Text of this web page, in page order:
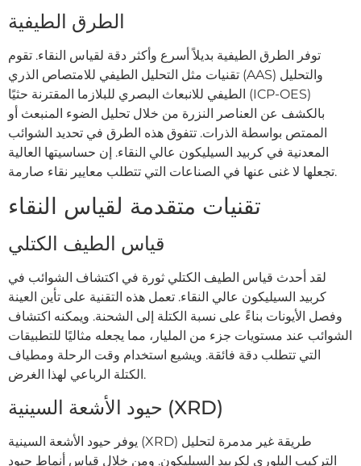
الطرق الطيفية
توفر الطرق الطيفية بديلاً أسرع وأكثر دقة لقياس النقاء. تقوم
تقنيات مثل التحليل الطيفي للامتصاص الذري (AAS) والتحليل
الطيفي للانبعاث البصري للبلازما المقترنة حثيًا (ICP-OES)
بالكشف عن العناصر النزرة من خلال تحليل الضوء المنبعث أو
الممتص بواسطة الذرات. تتفوق هذه الطرق في تحديد الشوائب
المعدنية في كربيد السيليكون عالي النقاء. إن حساسيتها العالية
تجعلها لا غنى عنها في الصناعات التي تتطلب معايير نقاء صارمة.
تقنيات متقدمة لقياس النقاء
قياس الطيف الكتلي
لقد أحدث قياس الطيف الكتلي ثورة في اكتشاف الشوائب في
كربيد السيليكون عالي النقاء. تعمل هذه التقنية على تأين العينة
وفصل الأيونات بناءً على نسبة الكتلة إلى الشحنة. ويمكنه اكتشاف
الشوائب عند مستويات جزء من المليار، مما يجعله مثاليًا للتطبيقات
التي تتطلب دقة فائقة. ويشيع استخدام وقت الرحلة ومطياف
الكتلة الرباعي لهذا الغرض.
حيود الأشعة السينية (XRD)
يوفر حيود الأشعة السينية (XRD) طريقة غير مدمرة لتحليل
التركيب البلوري لكربيد السيليكون. ومن خلال قياس أنماط حيود